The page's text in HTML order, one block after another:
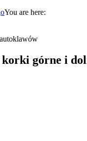
You are here:
górne i